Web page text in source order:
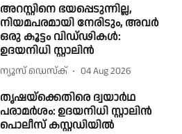
അറസ്റ്റിനെ ഭയപ്പെടുന്നില്ല,
നിയമപരമായി നേരിടും, അവർ
ഒരു കൂട്ടം വിഡ്ഢികൾ:
ഉദയനിധി സ്റ്റാലിൻ
ന്യൂസ് ഡെസ്ക് 04 Aug 2026
തൃഷയ്‌ക്കെതിരെ ദ്വയാർഥ
പരാമർശം: ഉദയനിധി സ്റ്റാലിൻ
പൊലീസ് കസ്റ്റഡിയിൽ